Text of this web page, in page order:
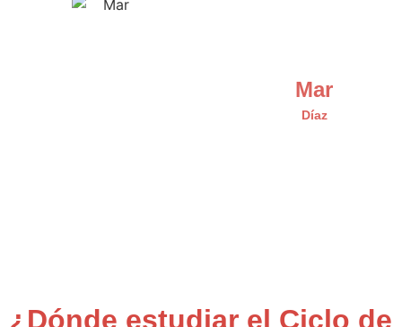
Mar
Díaz
¿Dónde estudiar el Ciclo de